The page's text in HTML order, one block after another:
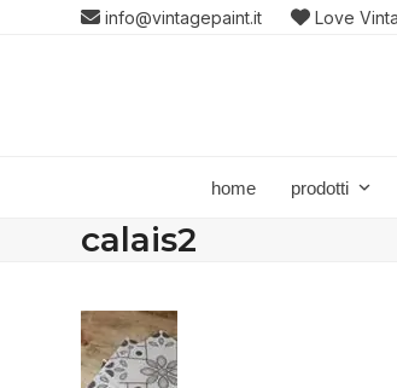
info@vintagepaint.it Love
home prodotti
calais2